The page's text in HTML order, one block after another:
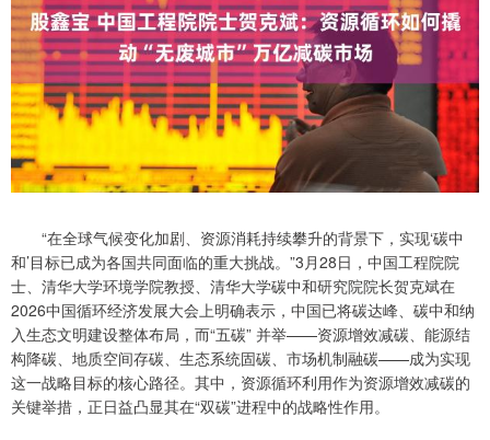
“在全球气候变化加剧、资源消耗持续攀升的背景下，实现‘碳中
和’目标已成为各国共同面临的重大挑战。”3月28日，中国工程院院
士、清华大学环境学院教授、清华大学碳中和研究院院长贺克斌在
2026中国循环经济发展大会上明确表示，中国已将碳达峰、碳中和纳
入生态文明建设整体布局，而“五碳” 并举——资源增效减碳、能源结
构降碳、地质空间存碳、生态系统固碳、市场机制融碳——成为实现
这一战略目标的核心路径。其中，资源循环利用作为资源增效减碳的
关键举措，正日益凸显其在“双碳”进程中的战略性作用。